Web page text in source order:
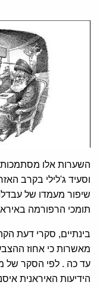
השערות אלו
וסעיד ג'לילי בקרב
שיפור מעמדו של
תומכי הרפורמה
בינתיים, סקרי דעת
מאשרות כי אחוז
עד כה . לפי הסקר של